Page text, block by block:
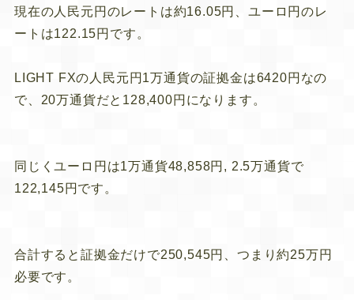
現在の人民元円のレートは約16.05円、ユーロ円のレ
ートは122.15円です。
LIGHT FXの人民元円1万通貨の証拠金は6420円なの
で、20万通貨だと128,400円になります。
同じくユーロ円は1万通貨48,858円, 2.5万通貨で
122,145円です。
合計すると 証拠金だけで250,545円、つまり約25万円
必要です。